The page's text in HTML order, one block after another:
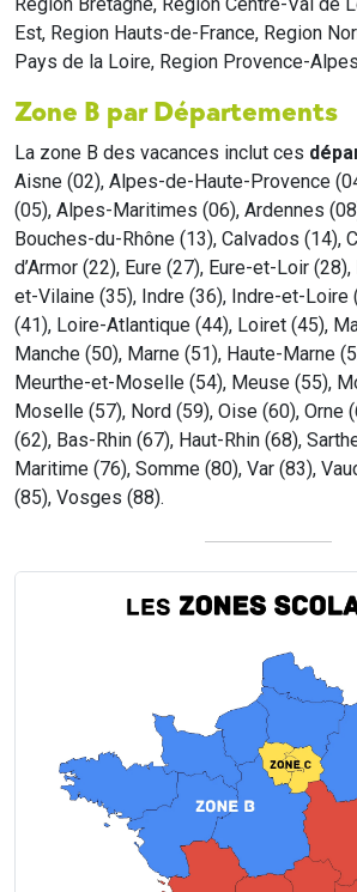
Est, Region Hauts-de-France, Region
Pays de la Loire, Region Provence-
Zone B par Départements
La zone B des vacances inclut ces
Aisne (02), Alpes-de-Haute-Provence
(05), Alpes-Maritimes (06), Ardennes
Bouches-du-Rhône (13), Calvados (14),
d’Armor (22), Eure (27), Eure-et-Loir
et-Vilaine (35), Indre (36), Indre-et-Loire
(41), Loire-Atlantique (44), Loiret (45),
Manche (50), Marne (51), Haute-Marne
Meurthe-et-Moselle (54), Meuse (55),
Moselle (57), Nord (59), Oise (60), Orne
(62), Bas-Rhin (67), Haut-Rhin (68),
Maritime (76), Somme (80), Var (83),
(85), Vosges (88).